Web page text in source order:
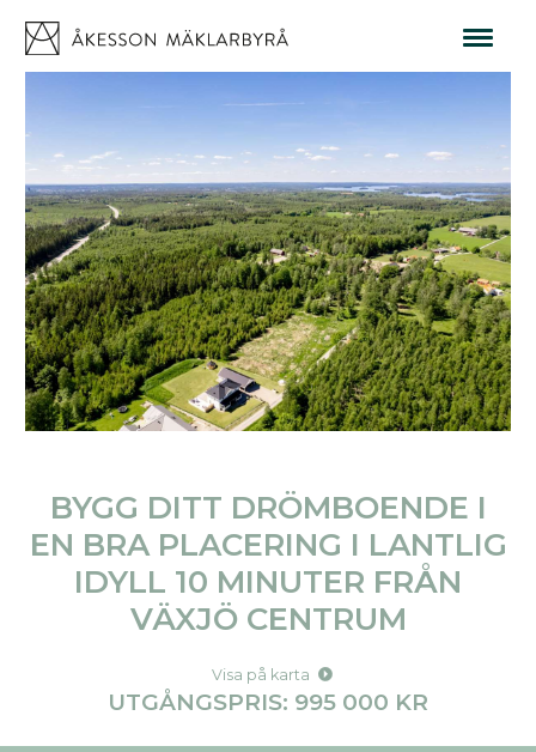
BYGG DITT DRÖMBOENDE I
EN BRA PLACERING I LANTLIG
IDYLL 10 MINUTER FRÅN
VÄXJÖ CENTRUM
Visa på karta
UTGÅNGSPRIS: 995 000 KR